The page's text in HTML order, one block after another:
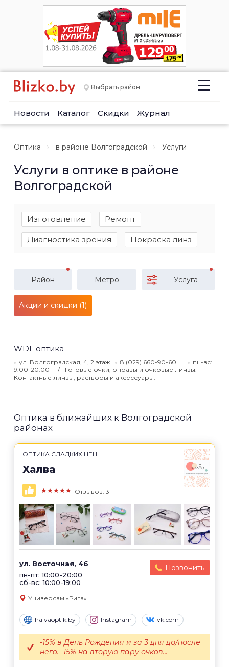
Выбрать район
Новости Каталог Скидки Журнал
Оптика в районе Волгоградской Услуги
Услуги в оптике в районе
Волгоградской
Изготовление Ремонт
Диагностика зрения Покраска линз
Район Метро Услуга
Акции и скидки (1)
WDL оптика
ул. Волгоградская, 4, 2 этаж 8 (029) 660-90-60
пн-вс:
9:00-20:00
Готовые очки, оправы и очковые линзы.
Контактные линзы, растворы и аксессуары.
Оптика в ближайших к Волгоградской
районах
ОПТИКА СЛАДКИХ ЦЕН
Халва
★★★★★ Отзывов: 3
ул. Восточная, 46
пн-пт: 10:00-20:00
сб-вс: 10:00-19:00
Позвонить
Универсам «Рига»
halvaoptik.by Instagram vk.com
-15% в День Рождения и за 3 дня до/после
него. -15% на вторую пару очков...